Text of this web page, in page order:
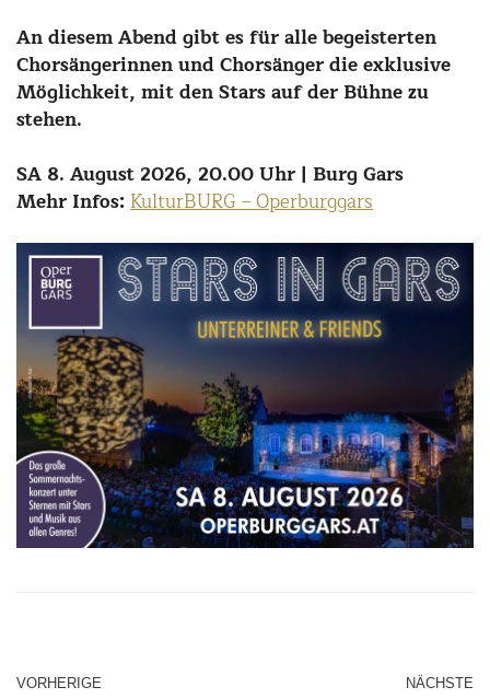
An diesem Abend gibt es für alle begeisterten
Chorsängerinnen und Chorsänger die exklusive
Möglichkeit, mit den Stars auf der Bühne zu
stehen.
SA 8. August 2026, 20.00 Uhr | Burg Gars
Mehr Infos:KulturBURG – Operburggars
VORHERIGE NÄCHSTE